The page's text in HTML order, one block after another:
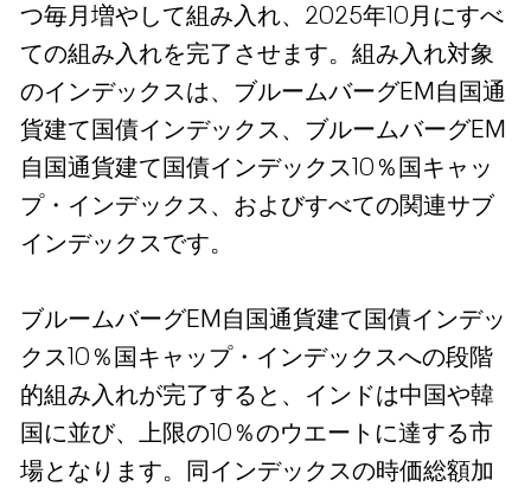
つ毎月増やして組み入れ、2025年10月にすべ
ての組み入れを完了させます。組み入れ対象
のインデックスは、ブルームバーグEM自国通
貨建て国債インデックス、ブルームバーグEM
自国通貨建て国債インデックス10％国キャッ
プ・インデックス、およびすべての関連サブ
インデックスです。
ブルームバーグEM自国通貨建て国債インデッ
クス10％国キャップ・インデックスへの段階
的組み入れが完了すると、インドは中国や韓
国に並び、上限の10％のウエートに達する市
場となります。同インデックスの時価総額加